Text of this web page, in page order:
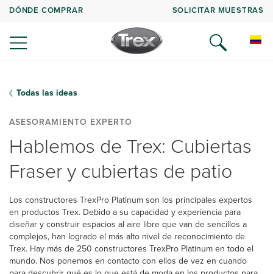
DÓNDE COMPRAR SOLICITAR MUESTRAS
Todas las ideas
ASESORAMIENTO EXPERTO
Hablemos de Trex: Cubiertas
Fraser y cubiertas de patio
Los constructores TrexPro Platinum son los principales expertos
en productos Trex. Debido a su capacidad y experiencia para
diseñar y construir espacios al aire libre que van de sencillos a
complejos, han logrado el más alto nivel de reconocimiento de
Trex. Hay más de 250 constructores TrexPro Platinum en todo el
mundo. Nos ponemos en contacto con ellos de vez en cuando